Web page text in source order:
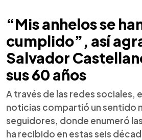
“Mis anhelos se
cumplido”, así
Salvador
sus 60 años
A través de las redes sociales,
noticias compartió un sentido
seguidores, donde enumeró
ha recibido en estas seis